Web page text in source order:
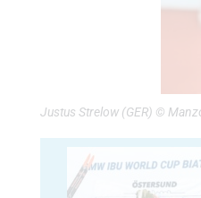
Justus Strelow (GER) ©